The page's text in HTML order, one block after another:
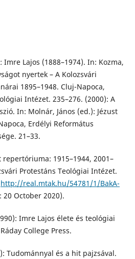
Imre Lajos (1888–1974). In: Kozma,
nyertek – A Kolozsvári
1895–1948. Cluj-Napoca,
Intézet. 235–276. (2000): A
In: Molnár, János (ed.): Jézust
Erdélyi Református
21–33.
repertóriuma: 1915–1944, 2001–
Protestáns Teológiai Intézet.
http://real.mtak.hu/54781/1/BakA-
October 2020).
Imre Lajos élete és teológiai
College Press.
Tudománnyal és a hit pajzsával.